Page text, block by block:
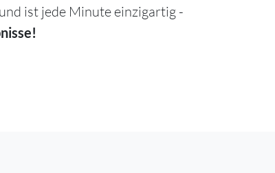
ist jede Minute einzigartig -